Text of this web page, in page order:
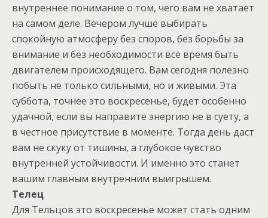
внутреннее понимание о том, чего вам не хватает
на самом деле. Вечером лучше выбирать
спокойную атмосферу без споров, без борьбы за
внимание и без необходимости всё время быть
двигателем происходящего. Вам сегодня полезно
побыть не только сильными, но и живыми. Эта
суббота, точнее это воскресенье, будет особенно
удачной, если вы направите энергию не в суету, а
в честное присутствие в моменте. Тогда день даст
вам не скуку от тишины, а глубокое чувство
внутренней устойчивости. И именно это станет
вашим главным внутренним выигрышем.
Телец
Для Тельцов это воскресенье может стать одним